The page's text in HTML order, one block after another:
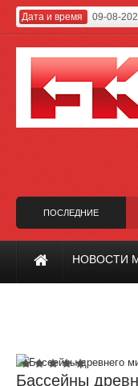
Дата и время 09-08-
ПОСЛЕДНИЕ
вместо ГагаринаНОВОСТИ
Бассейны